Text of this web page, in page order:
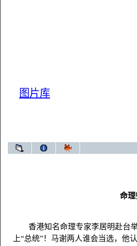
图片库
命
香港知名命理专家李居明赴台举
上“总统”！马谢两人谁会当选，他